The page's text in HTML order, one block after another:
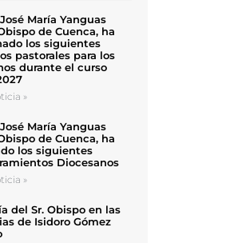
María Yanguas
de Cuenca, ha
los siguientes
pastorales para los
durante el curso
»
María Yanguas
de Cuenca, ha
los siguientes
Diocesanos
»
del Sr. Obispo en las
de Isidoro Gómez